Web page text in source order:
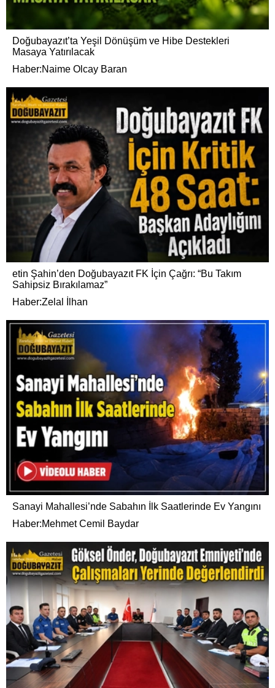
Doğubayazıt’ta Yeşil Dönüşüm ve Hibe Destekleri
Masaya Yatırılacak
Haber:Naime Olcay Baran
etin Şahin’den Doğubayazıt FK İçin Çağrı: “Bu Takım
Sahipsiz Bırakılamaz”
Haber:Zelal İlhan
Sanayi Mahallesi’nde Sabahın İlk Saatlerinde Ev Yangını
Haber:Mehmet Cemil Baydar